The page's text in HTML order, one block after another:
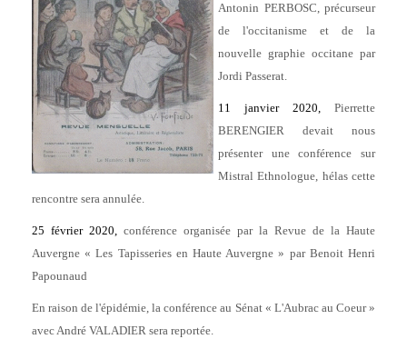
Antonin PERBOSC, précurseur
de l'occitanisme et de la
nouvelle graphie occitane par
Jordi Passerat.
11 janvier 2020, Pierrette
BERENGIER devait nous
présenter une conférence sur
Mistral Ethnologue, hélas cette
rencontre sera annulée.
25 février 2020, conférence organisée par la Revue de la Haute
Auvergne « Les Tapisseries en Haute Auvergne » par Benoit Henri
Papounaud
En raison de l'épidémie, la conférence au Sénat « L'Aubrac au Coeur »
avec André VALADIER sera reportée.